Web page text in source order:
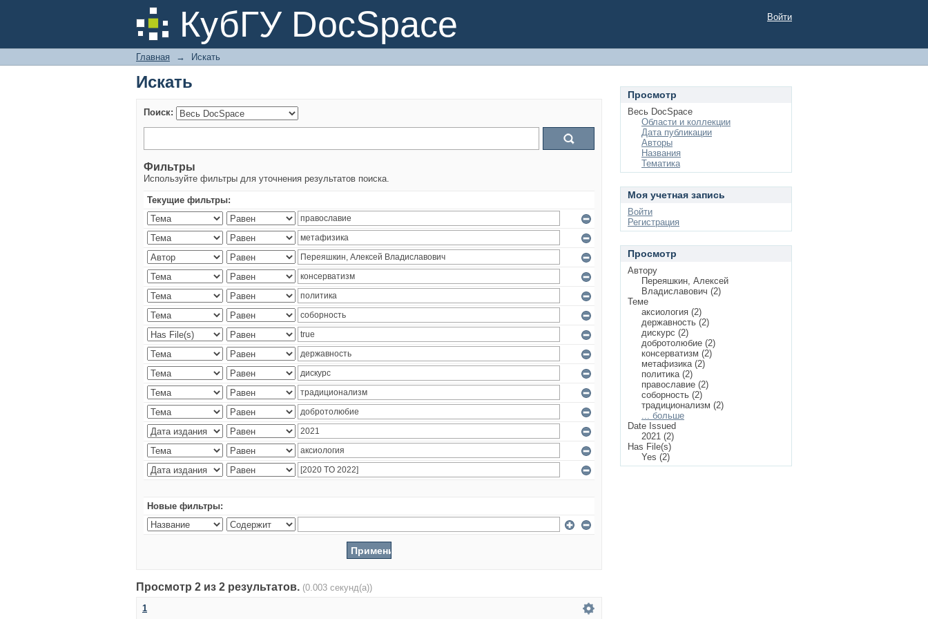
КубГУ DocSpace
Искать Войти
Главная → Искать
Искать
Поиск:
Фильтры
Используйте фильтры для уточнения результатов поиска.
Текущие фильтры:
Новые фильтры:
Просмотр 2 из 2 результатов. (0.003 секунд(а))
1
Просмотр
Весь DocSpace
Области и коллекции
Дата публикации
Авторы
Названия
Тематика
Моя учетная запись
Войти
Регистрация
Просмотр
Автору
Переяшкин, Алексей
Владиславович (2)
Теме
аксиология (2)
державность (2)
дискурс (2)
добротолюбие (2)
консерватизм (2)
метафизика (2)
политика (2)
православие (2)
соборность (2)
традиционализм (2)
... больше
Date Issued
2021 (2)
Has File(s)
Yes (2)